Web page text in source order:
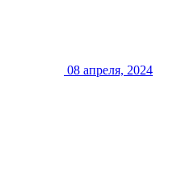
08 апреля, 2024